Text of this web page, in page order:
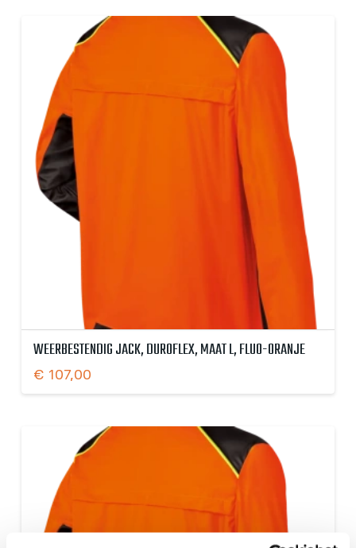
WEERBESTENDIG JACK, DUROFLEX, MAAT L, FLUO-ORANJE
€ 107,00